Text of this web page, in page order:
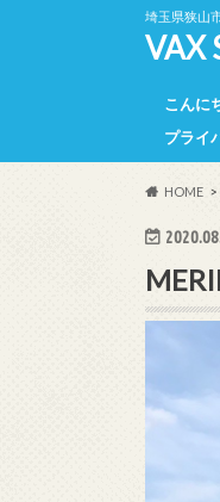
埼玉県狭山
VAX
こんに
プライ
HOME